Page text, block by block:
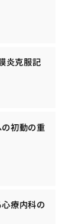
炎克服記
初動の重
療内科の